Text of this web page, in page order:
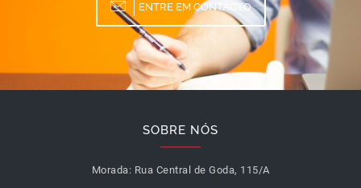
ENTRE EM CONTACTO
SOBRE NÓS
Morada: Rua Central de Goda, 115/A